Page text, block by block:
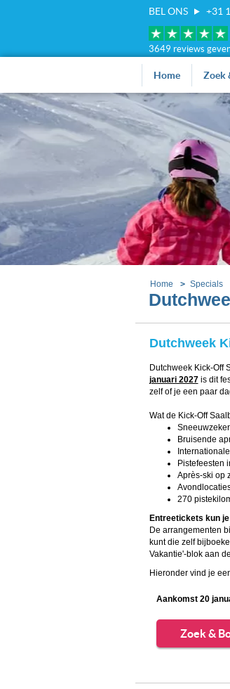
BEL ONS +31
3649 reviews
Home Zoek
Home Specials
Dutchweek
Dutchweek Kick-Off
januari 2027is dit
zelf of je een paar
Wat de Kick-Off
Bruisende
Pistefeesten
Après-ski op
270
Entreetickets kun
De arrangementen
kunt die zelf
Vakantie'-blok aan
Hieronder vind je
Aankomst 20
Zoek &